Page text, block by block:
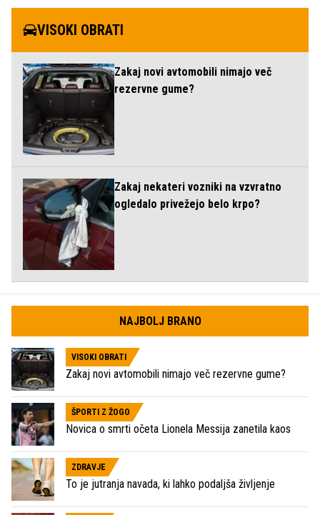
VISOKI OBRATI
Zakaj novi avtomobili nimajo več
rezervne gume?
Zakaj nekateri vozniki na vzvratno
ogledalo privežejo belo krpo?
NAJBOLJ BRANO
VISOKI OBRATI
Zakaj novi avtomobili nimajo več rezervne gume?
ŠPORTI Z ŽOGO
Novica o smrti očeta Lionela Messija zanetila kaos
ZDRAVJE
To je jutranja navada, ki lahko podaljša življenje